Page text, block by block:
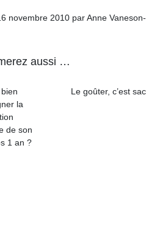
novembre 2010 par Anne
aussi …
la
de son
1 an ?
Le goûter, c’est
ou